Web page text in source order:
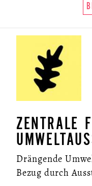
ZENTRALE
Drängende
Bezug durch